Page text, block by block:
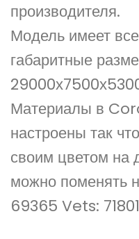
производителя.
Модель имеет
габаритные
Материалы в
настроены так
своим цветом на
можно поменять
69365 Vets: 71801